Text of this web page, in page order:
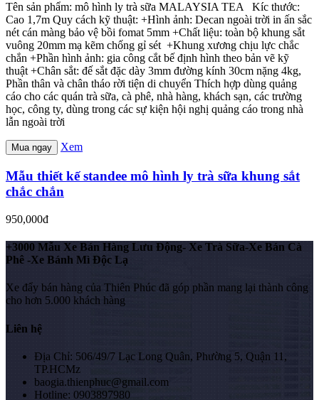
Tên sản phẩm: mô hình ly trà sữa MALAYSIA TEA Kíc thước:
Cao 1,7m Quy cách kỹ thuật: +Hình ảnh: Decan ngoài trời in ấn sắc
nét cán màng bảo vệ bồi fomat 5mm +Chất liệu: toàn bộ khung sắt
vuông 20mm mạ kẽm chống gỉ sét +Khung xương chịu lực chắc
chắn +Phần hình ảnh: gia công cắt bế định hình theo bản vẽ kỹ
thuật +Chân sắt: đế sắt đặc dày 3mm đường kính 30cm nặng 4kg,
Phần thân và chân tháo rời tiện di chuyển Thích hợp dùng quảng
cáo cho các quán trà sữa, cà phê, nhà hàng, khách sạn, các trường
học, công ty, dùng trong các sự kiện hội nghị quảng cáo trong nhà
lẫn ngoài trời
Mua ngay Xem
Mẫu thiết kế standee mô hình ly trà sữa khung sắt
chắc chắn
950,000đ
+3000 Mẫu Xe Bán Hàng Lưu Động- Xe Trà Sữa-Xe Bán Cà
Phê -Xe Bánh Mì Độc Lạ
Xe đẩy bán hàng của Thiên Phúc đã góp phần mang lại thành công
cho hơn 5.000 khách hàng
Liên hệ
Địa Chỉ: 506/49/7 Lạc Long Quân, Phường 5, Quận 11,
TP.HCMz
baogia.thienphuc@gmail.com
Hotline: 0903897980